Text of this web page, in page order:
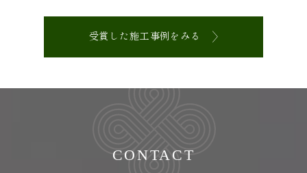
受賞した施工事例をみる
CONTACT